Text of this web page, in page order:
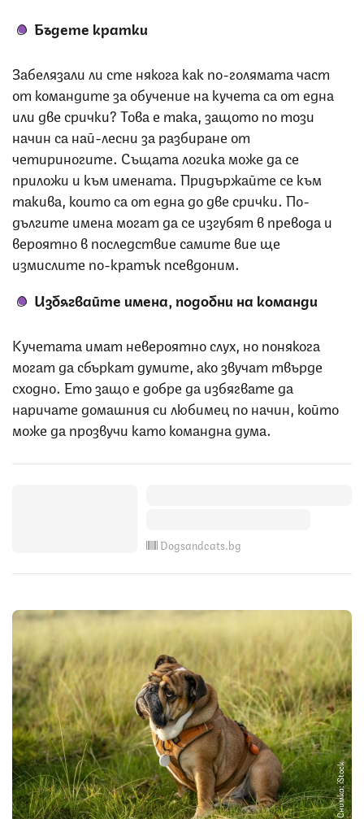
Бъдете кратки
Забелязали ли сте някога как по-голямата част
от командите за обучение на кучета са от една
или две срички? Това е така, защото по този
начин са най-лесни за разбиране от
четириногите. Същата логика може да се
приложи и към имената. Придържайте се към
такива, които са от една до две срички. По-
дългите имена могат да се изгубят в превода и
вероятно в последствие самите вие ще
измислите по-кратък псевдоним.
Избягвайте имена, подобни на команди
Кучетата имат невероятно слух, но понякога
могат да сбъркат думите, ако звучат твърде
сходно. Ето защо е добре да избягвате да
наричате домашния си любимец по начин, който
може да прозвучи като командна дума.
Dogsandcats.bg
Снимка: iStock